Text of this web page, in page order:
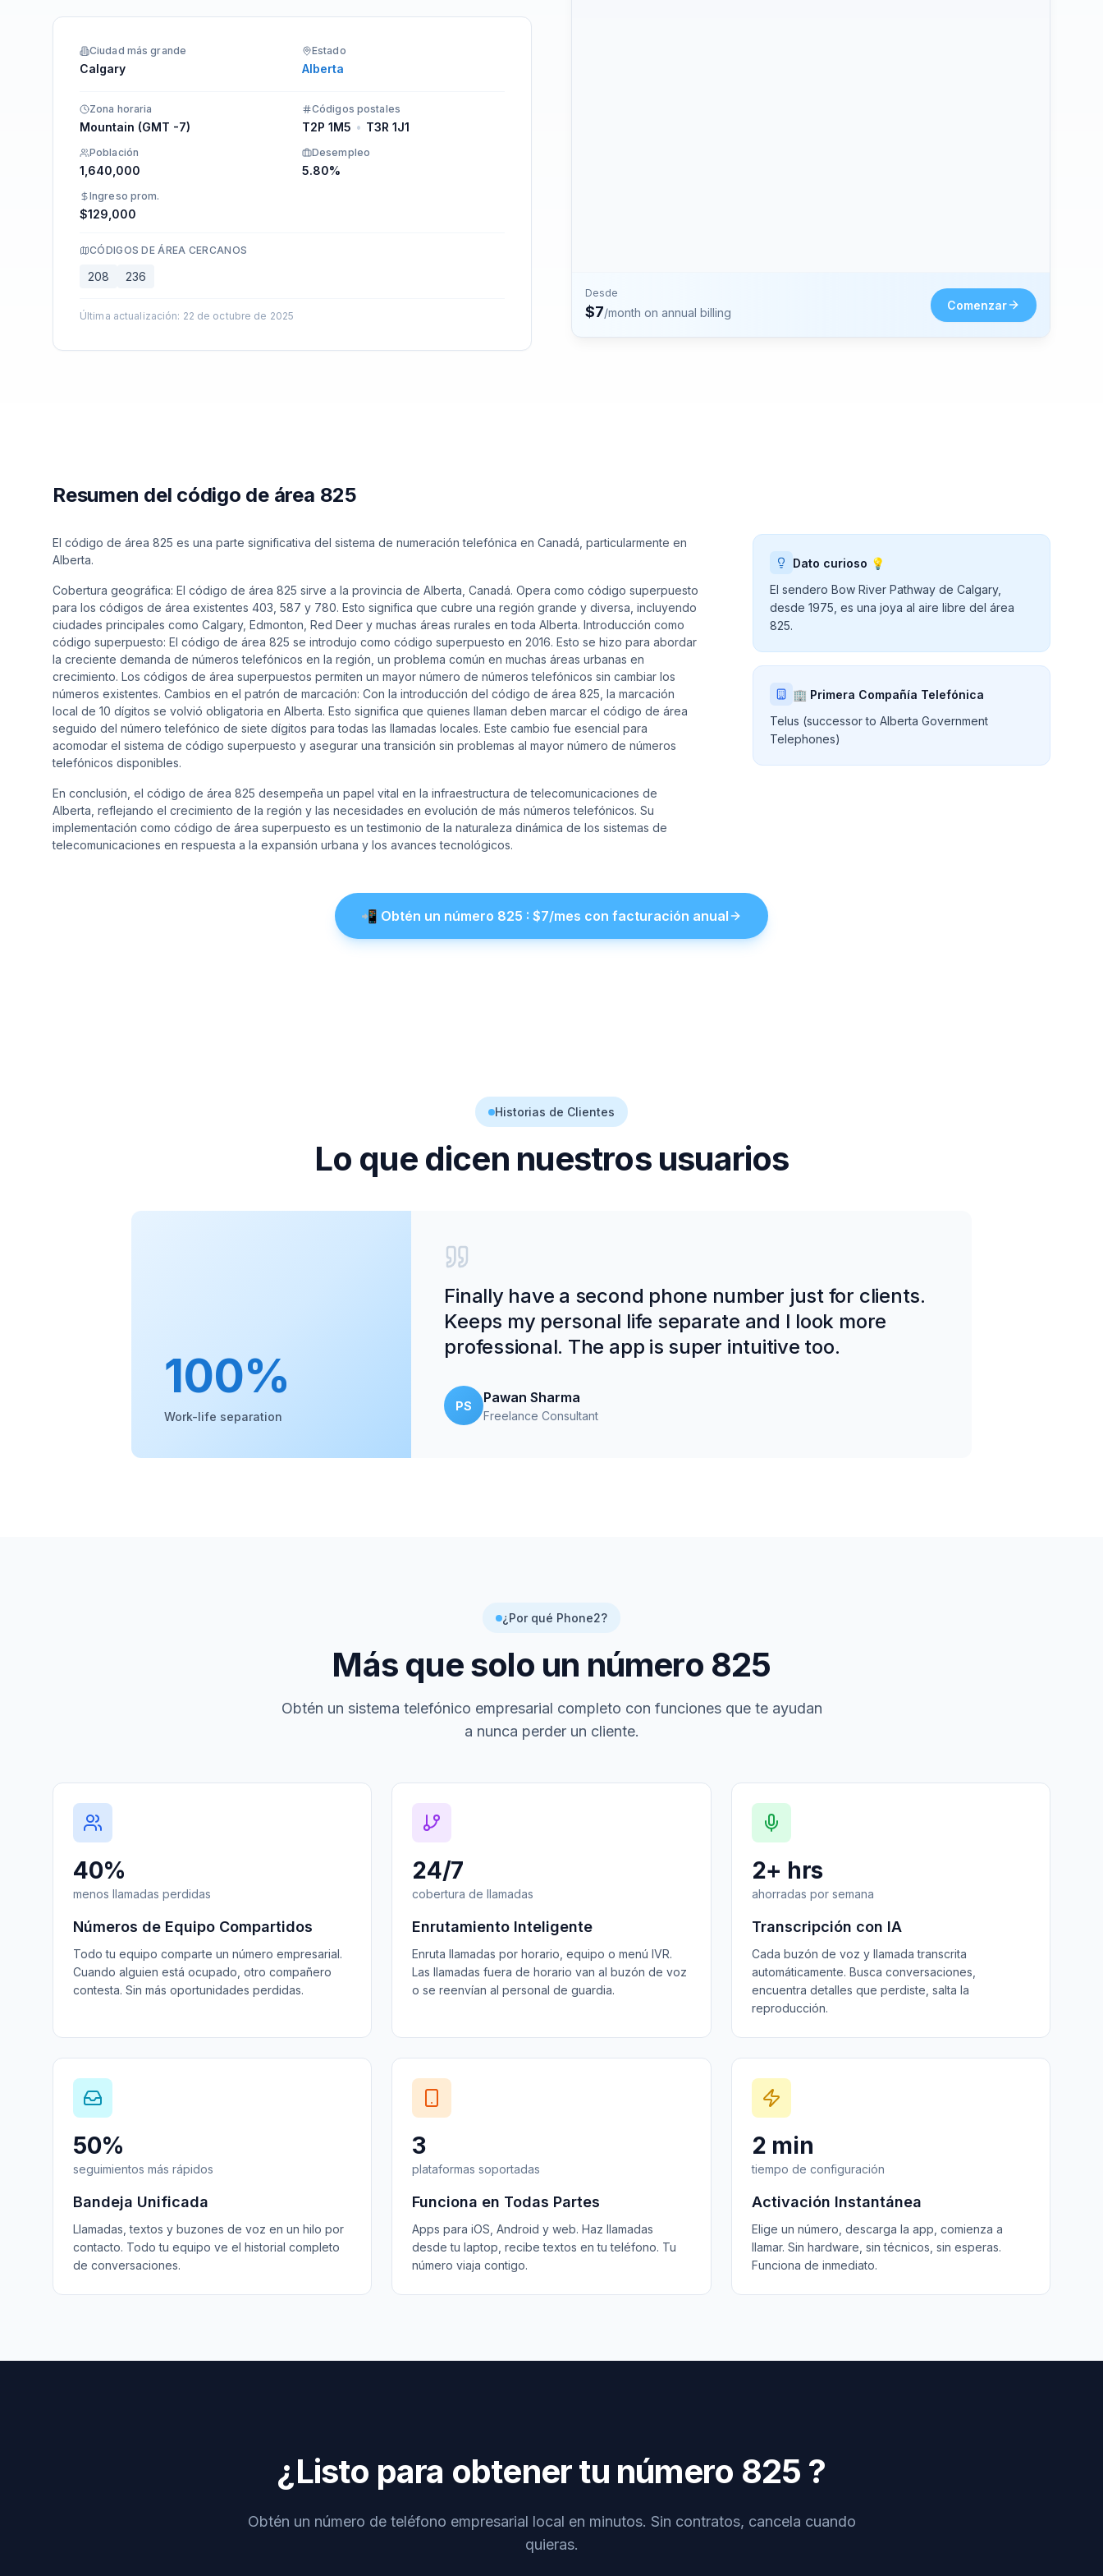
Ciudad más grande
Calgary
Estado
Alberta
Zona horaria
Mountain (GMT -7)
Códigos postales
T2P 1M5 • T3R 1J1
Población
1,640,000
Desempleo
5.80%
Ingreso prom.
$129,000
CÓDIGOS DE ÁREA CERCANOS
208 236
Última actualización: 22 de octubre de 2025
Desde
$7/month on annual billing
Comenzar
Resumen del código de área 825
El código de área 825 es una parte significativa del sistema de numeración telefónica en Canadá, particularmente en
Alberta.
Cobertura geográfica: El código de área 825 sirve a la provincia de Alberta, Canadá. Opera como código superpuesto
para los códigos de área existentes 403, 587 y 780. Esto significa que cubre una región grande y diversa, incluyendo
ciudades principales como Calgary, Edmonton, Red Deer y muchas áreas rurales en toda Alberta. Introducción como
código superpuesto: El código de área 825 se introdujo como código superpuesto en 2016. Esto se hizo para abordar
la creciente demanda de números telefónicos en la región, un problema común en muchas áreas urbanas en
crecimiento. Los códigos de área superpuestos permiten un mayor número de números telefónicos sin cambiar los
números existentes. Cambios en el patrón de marcación: Con la introducción del código de área 825, la marcación
local de 10 dígitos se volvió obligatoria en Alberta. Esto significa que quienes llaman deben marcar el código de área
seguido del número telefónico de siete dígitos para todas las llamadas locales. Este cambio fue esencial para
acomodar el sistema de código superpuesto y asegurar una transición sin problemas al mayor número de números
telefónicos disponibles.
En conclusión, el código de área 825 desempeña un papel vital en la infraestructura de telecomunicaciones de
Alberta, reflejando el crecimiento de la región y las necesidades en evolución de más números telefónicos. Su
implementación como código de área superpuesto es un testimonio de la naturaleza dinámica de los sistemas de
telecomunicaciones en respuesta a la expansión urbana y los avances tecnológicos.
Dato curioso 💡
El sendero Bow River Pathway de Calgary,
desde 1975, es una joya al aire libre del área
825.
🏢 Primera Compañía Telefónica
Telus (successor to Alberta Government
Telephones)
📲 Obtén un número 825 : $7/mes con facturación anual
Historias de Clientes
Lo que dicen nuestros usuarios
100%
Work-life separation
Finally have a second phone number just for clients.
Keeps my personal life separate and I look more
professional. The app is super intuitive too.
PS
Pawan Sharma
Freelance Consultant
¿Por qué Phone2?
Más que solo un número 825
Obtén un sistema telefónico empresarial completo con funciones que te ayudan
a nunca perder un cliente.
40%
menos llamadas perdidas
Números de Equipo Compartidos
Todo tu equipo comparte un número empresarial.
Cuando alguien está ocupado, otro compañero
contesta. Sin más oportunidades perdidas.
24/7
cobertura de llamadas
Enrutamiento Inteligente
Enruta llamadas por horario, equipo o menú IVR.
Las llamadas fuera de horario van al buzón de voz
o se reenvían al personal de guardia.
2+ hrs
ahorradas por semana
Transcripción con IA
Cada buzón de voz y llamada transcrita
automáticamente. Busca conversaciones,
encuentra detalles que perdiste, salta la
reproducción.
50%
seguimientos más rápidos
Bandeja Unificada
Llamadas, textos y buzones de voz en un hilo por
contacto. Todo tu equipo ve el historial completo
de conversaciones.
3
plataformas soportadas
Funciona en Todas Partes
Apps para iOS, Android y web. Haz llamadas
desde tu laptop, recibe textos en tu teléfono. Tu
número viaja contigo.
2 min
tiempo de configuración
Activación Instantánea
Elige un número, descarga la app, comienza a
llamar. Sin hardware, sin técnicos, sin esperas.
Funciona de inmediato.
¿Listo para obtener tu número 825 ?
Obtén un número de teléfono empresarial local en minutos. Sin contratos, cancela cuando
quieras.